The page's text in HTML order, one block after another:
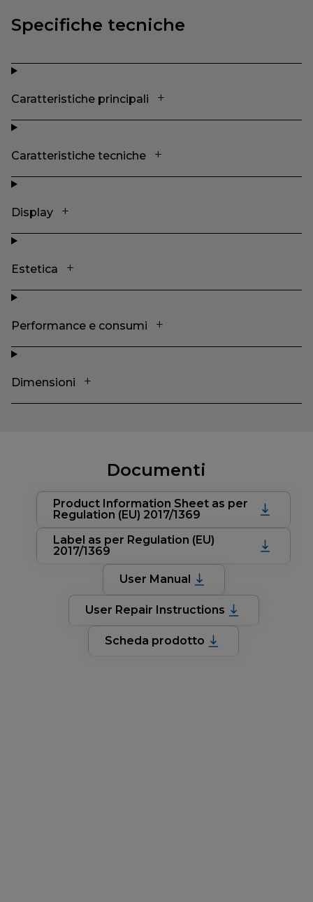
Specifiche tecniche
Caratteristiche principali
Caratteristiche tecniche
Display
Estetica
Performance e consumi
Dimensioni
Documenti
Product Information Sheet as per
Regulation (EU) 2017/1369
Label as per Regulation (EU)
2017/1369
User Manual
User Repair Instructions
Scheda prodotto